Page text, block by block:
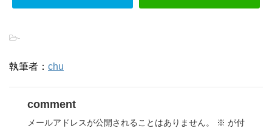
-
執筆者： chu
comment
メールアドレスが公開されることはありません。 ※ が付